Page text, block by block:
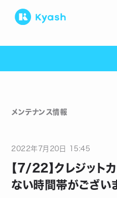
メンテナンス情報
2022年 7月 20 日 15:45
【7/22】クレジット
ない時間帯がござい